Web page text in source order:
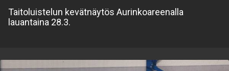
Taitoluistelun kevätnäytös Aurinkoareenalla
lauantaina 28.3.